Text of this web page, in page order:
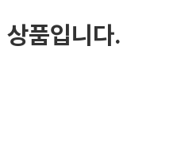
상품입니다.